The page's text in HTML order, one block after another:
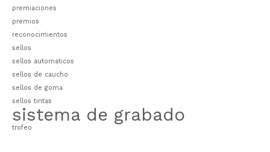
premiaciones
premios
reconocimientos
sellos
sellos automaticos
sellos de caucho
sellos de goma
sellos tintas
sistema de grabado
trofeo